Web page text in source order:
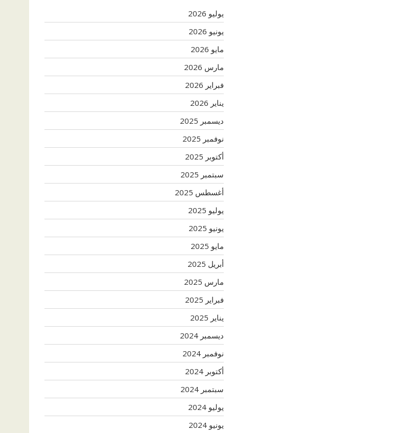
يوليو 2026
يونيو 2026
مايو 2026
مارس 2026
فبراير 2026
يناير 2026
ديسمبر 2025
نوفمبر 2025
أكتوبر 2025
سبتمبر 2025
أغسطس 2025
يوليو 2025
يونيو 2025
مايو 2025
أبريل 2025
مارس 2025
فبراير 2025
يناير 2025
ديسمبر 2024
نوفمبر 2024
أكتوبر 2024
سبتمبر 2024
يوليو 2024
يونيو 2024